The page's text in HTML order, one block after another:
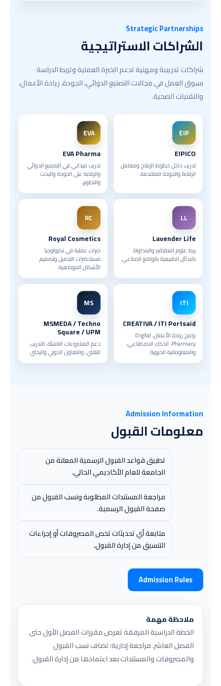
Strategic Partnerships
الشراكات الاستراتيجية
شراكات تدريبية ومهنية تدعم الخبرة العملية وتربط الدراسة
بسوق العمل في مجالات التصنيع الدوائي، الجودة، ريادة الأعمال،
والتقنيات الصحية.
EIP
EIPICO
تدريب داخل خطوط الإنتاج ومعامل
الرقابة والجودة المتقدمة.
EVA
EVA Pharma
تدريب ميداني في التصنيع الدوائي
والرقابة على الجودة والبحث
والتطوير.
LL
Lavender Life
ربط علوم العقاقير والمداواة
بالبدائل الطبيعية بالواقع الصناعي.
RC
Royal Cosmetics
خبرات عملية في تكنولوجيا
مستحضرات التجميل وتصميم
الأشكال الموضعية.
ITI
CREATIVA / ITI Portsaid
برامج ريادة الأعمال، Digital
Pharmacy، الذكاء الاصطناعي،
والمعلوماتية الحيوية.
MS
MSMEDA / Techno
Square / UPM
دعم المشروعات الناشئة، التدريب
التقني، والتعاون الدولي والبحثي.
Admission Information
معلومات القبول
تطبيق قواعد القبول الرسمية المعلنة من
الجامعة للعام الأكاديمي الحالي.
مراجعة المستندات المطلوبة ونسب القبول من
صفحة القبول الرسمية.
متابعة أي تحديثات تخص المصروفات أو إجراءات
التنسيق من إدارة القبول.
Admission Rules
ملاحظة مهمة
الخطة الدراسية المرفقة تعرض مقررات الفصل الأول حتى
الفصل العاشر. مراجعة إدارية: تضاف نسب القبول
والمصروفات والمستندات بعد اعتمادها من إدارة القبول.